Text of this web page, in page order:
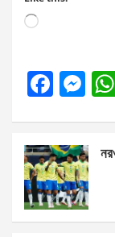
Loading…
F
b
o
o
M
n
g
er